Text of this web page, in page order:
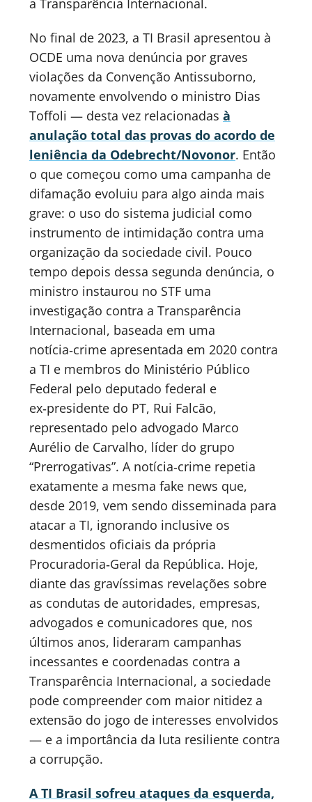
a Transparência Internacional.
No final de 2023, a TI Brasil apresentou à
OCDE uma nova denúncia por graves
violações da Convenção Antissuborno,
novamente envolvendo o ministro Dias
Toffoli — desta vez relacionadas à
anulação total das provas do acordo de
leniência da Odebrecht/Novonor. Então
o que começou como uma campanha de
difamação evoluiu para algo ainda mais
grave: o uso do sistema judicial como
instrumento de intimidação contra uma
organização da sociedade civil. Pouco
tempo depois dessa segunda denúncia, o
ministro instaurou no STF uma
investigação contra a Transparência
Internacional, baseada em uma
notícia‑crime apresentada em 2020 contra
a TI e membros do Ministério Público
Federal pelo deputado federal e
ex‑presidente do PT, Rui Falcão,
representado pelo advogado Marco
Aurélio de Carvalho, líder do grupo
“Prerrogativas”. A notícia‑crime repetia
exatamente a mesma fake news que,
desde 2019, vem sendo disseminada para
atacar a TI, ignorando inclusive os
desmentidos oficiais da própria
Procuradoria‑Geral da República. Hoje,
diante das gravíssimas revelações sobre
as condutas de autoridades, empresas,
advogados e comunicadores que, nos
últimos anos, lideraram campanhas
incessantes e coordenadas contra a
Transparência Internacional, a sociedade
pode compreender com maior nitidez a
extensão do jogo de interesses envolvidos
— e a importância da luta resiliente contra
a corrupção.
A TI Brasil sofreu ataques da esquerda,